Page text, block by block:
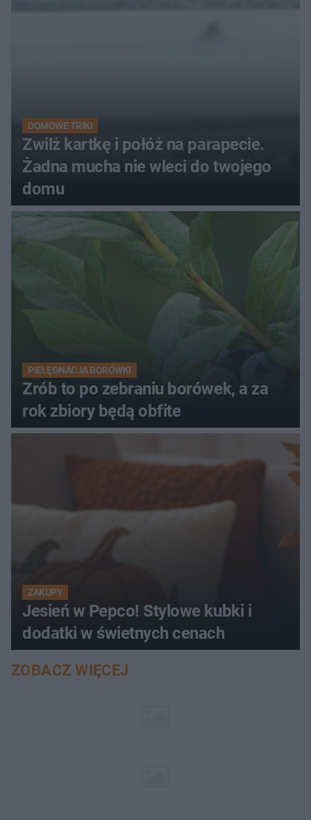
DOMOWE TRIKI
Zwilż kartkę i połóż na parapecie.
Żadna mucha nie wleci do twojego
domu
PIELĘGNACJA BORÓWKI
Zrób to po zebraniu borówek, a za
rok zbiory będą obfite
ZAKUPY
Jesień w Pepco! Stylowe kubki i
dodatki w świetnych cenach
ZOBACZ WIĘCEJ